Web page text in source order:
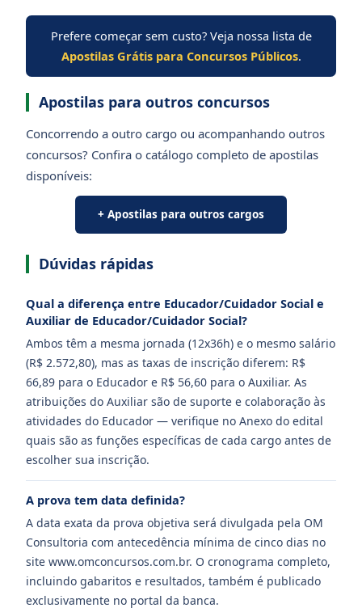
Prefere começar sem custo? Veja nossa lista de
Apostilas Grátis para Concursos Públicos.
Apostilas para outros concursos
Concorrendo a outro cargo ou acompanhando outros
concursos? Confira o catálogo completo de apostilas
disponíveis:
+ Apostilas para outros cargos
Dúvidas rápidas
Qual a diferença entre Educador/Cuidador Social e
Auxiliar de Educador/Cuidador Social?
Ambos têm a mesma jornada (12x36h) e o mesmo salário
(R$ 2.572,80), mas as taxas de inscrição diferem: R$
66,89 para o Educador e R$ 56,60 para o Auxiliar. As
atribuições do Auxiliar são de suporte e colaboração às
atividades do Educador — verifique no Anexo do edital
quais são as funções específicas de cada cargo antes de
escolher sua inscrição.
A prova tem data definida?
A data exata da prova objetiva será divulgada pela OM
Consultoria com antecedência mínima de cinco dias no
site www.omconcursos.com.br. O cronograma completo,
incluindo gabaritos e resultados, também é publicado
exclusivamente no portal da banca.